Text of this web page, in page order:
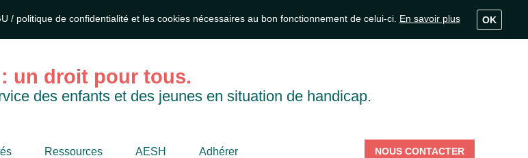
/ politique de confidentialité et les cookies nécessaires au bon fonctionnement de celui-ci. En savoir plus OK
: un droit pour tous.
des enfants et des jeunes en situation de handicap.
Ressources AESH Adhérer NOUS CONTACTER